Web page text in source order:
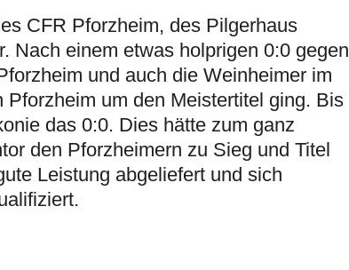
CFR Pforzheim, des Pilgerhaus
Nach einem etwas holprigen 0:0 gegen
und auch die Weinheimer im
um den Meistertitel ging. Bis
das 0:0. Dies hätte zum ganz
den Pforzheimern zu Sieg und Titel
Leistung abgeliefert und sich